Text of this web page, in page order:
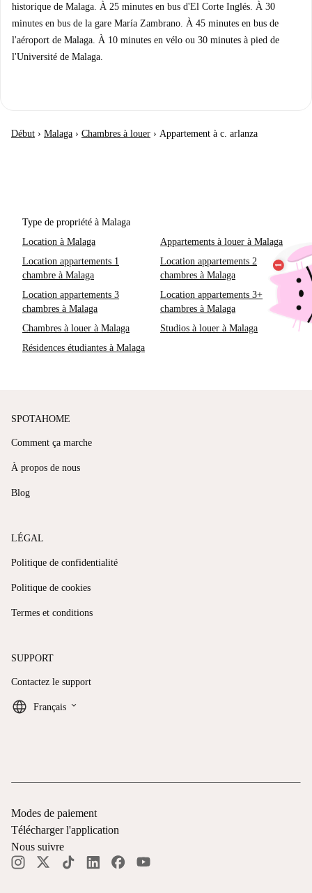
historique de Malaga. À 25 minutes en bus d'El Corte Inglés. À 30
minutes en bus de la gare María Zambrano. À 45 minutes en bus de
l'aéroport de Malaga. À 10 minutes en vélo ou 30 minutes à pied de
l'Université de Malaga.
Début › Malaga › Chambres à louer › Appartement à c. arlanza
Type de propriété à Malaga
Location à Malaga
Appartements à louer à Malaga
Location appartements 1
chambre à Malaga
Location appartements 2
chambres à Malaga
Location appartements 3
chambres à Malaga
Location appartements 3+
chambres à Malaga
Chambres à louer à Malaga
Studios à louer à Malaga
Résidences étudiantes à Malaga
SPOTAHOME
Comment ça marche
À propos de nous
Blog
LÉGAL
Politique de confidentialité
Politique de cookies
Termes et conditions
SUPPORT
Contactez le support
Français keyboard_arrow_down
Modes de paiement
Télécharger l'application
Nous suivre